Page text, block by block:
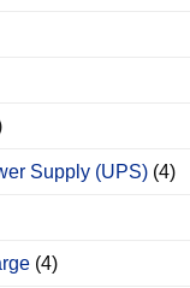
Supply (UPS) (4)
(4)